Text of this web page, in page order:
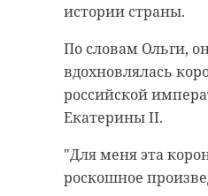
истории страны.
По словам Ольги,
вдохновлялась
российской
Екатерины II.
"Для меня эта
роскошное